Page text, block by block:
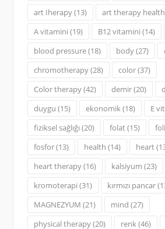
art Iherapy(13) art therapy health
A vitamini (19) B12 vitamini (14)
blood pressure(18) body(27)
chromotherapy(28) color(37)
Color therapy(42) demir(20)
duygu (15) ekonomik(18) E
fiziksel sağlığı (20) folat(15)
fosfor(13) health (14) heart
heart therapy(16) kalsiyum (23)
kromoterapi (31) kırmızı pancar
MAGNEZYUM (21) mind (27)
physical therapy(20) renk(46)